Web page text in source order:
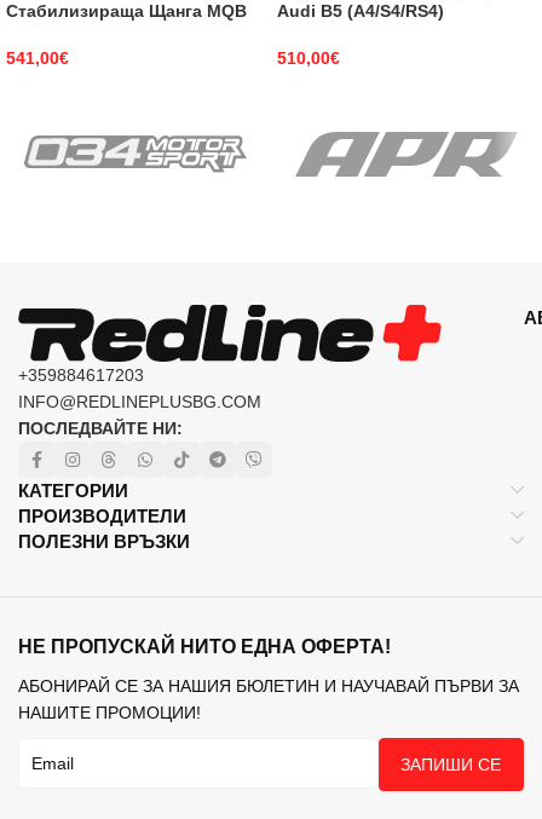
Стабилизираща Щанга MQB
541,00€
Audi B5 (A4/S4/RS4)
510,00€
+359884617203
INFO@REDLINEPLUSBG.COM
ПОСЛЕДВАЙТЕ НИ:
КАТЕГОРИИ
ПРОИЗВОДИТЕЛИ
ПОЛЕЗНИ ВРЪЗКИ
НЕ ПРОПУСКАЙ НИТО ЕДНА ОФЕРТА!
АБОНИРАЙ СЕ ЗА НАШИЯ БЮЛЕТИН И НАУЧАВАЙ ПЪРВИ ЗА
НАШИТЕ ПРОМОЦИИ!
ЗАПИШИ СЕ